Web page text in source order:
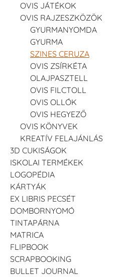
OVIS JÁTÉKOK
OVIS RAJZESZKÖZÖK
GYURMANYOMDA
GYURMA
SZINES CERUZA
OVIS ZSÍRKÉTA
OLAJPASZTELL
OVIS FILCTOLL
OVIS OLLÓK
OVIS HEGYEZŐ
OVIS KÖNYVEK
KREATÍV FELAJÁNLÁS
3D CUKISÁGOK
ISKOLAI TERMÉKEK
LOGOPÉDIA
KÁRTYÁK
EX LIBRIS PECSÉT
DOMBORNYOMÓ
TINTAPÁRNA
MATRICA
FLIPBOOK
SCRAPBOOKING
BULLET JOURNAL